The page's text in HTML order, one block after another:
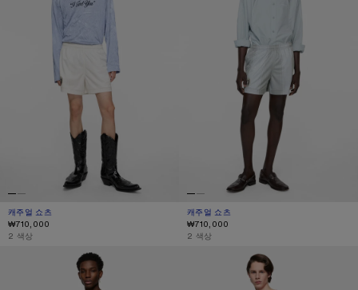
캐주얼 쇼츠
현재 색상: 화이트
가격: ₩710,000.
₩710,000
,2 색상
캐주얼 쇼츠
현재 색상: 그레이
가격: ₩710,000.
₩710,000
,2 색상
로고가 있는 플리스 쇼츠 빈티지 플리스 쇼츠